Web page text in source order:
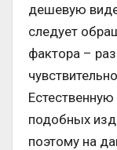
дешевую
следует
фактора –
подобных
поэтому на